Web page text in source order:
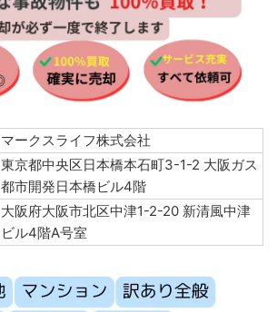
マークスライフ株式会社
東京都中央区日本橋本石町3-1-2 大阪ガス
都市開発日本橋ビル4階
大阪府大阪市北区中津1-2-20 新清風中津
ビル4階A号室